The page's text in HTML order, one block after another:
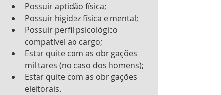
Possuir aptidão física;
Possuir higidez física e mental;
Possuir perfil psicológico
compatível ao cargo;
Estar quite com as obrigações
militares (no caso dos homens);
Estar quite com as obrigações
eleitorais.